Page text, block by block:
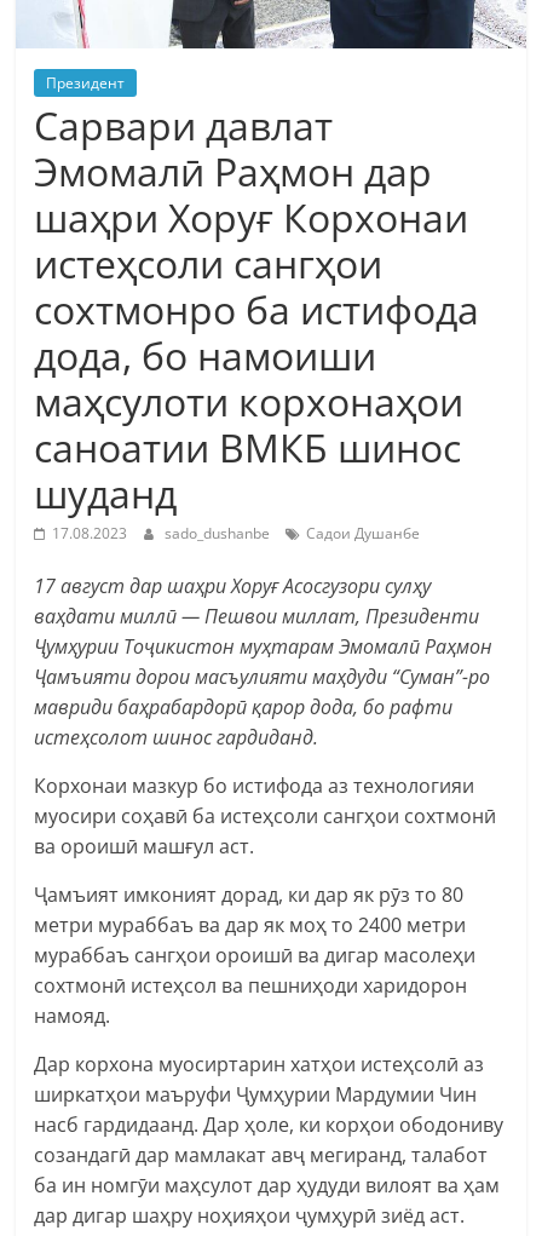
Президент
Сарвари давлат
Эмомалӣ Раҳмон дар
шаҳри Хоруғ Корхонаи
истеҳсоли сангҳои
сохтмонро ба истифода
дода, бо намоиши
маҳсулоти корхонаҳои
саноатии ВМКБ шинос
шуданд
17.08.2023 sado_dushanbe Садои Душанбе
17 август дар шаҳри Хоруғ Асосгузори сулҳу
ваҳдати миллӣ — Пешвои миллат, Президенти
Ҷумҳурии Тоҷикистон муҳтарам Эмомалӣ Раҳмон
Ҷамъияти дорои масъулияти маҳдуди “Суман”-ро
мавриди баҳрабардорӣ қарор дода, бо рафти
истеҳсолот шинос гардиданд.
Корхонаи мазкур бо истифода аз технологияи
муосири соҳавӣ ба истеҳсоли сангҳои сохтмонӣ
ва ороишӣ машғул аст.
Ҷамъият имконият дорад, ки дар як рӯз то 80
метри мураббаъ ва дар як моҳ то 2400 метри
мураббаъ сангҳои ороишӣ ва дигар масолеҳи
сохтмонӣ истеҳсол ва пешниҳоди харидорон
намояд.
Дар корхона муосиртарин хатҳои истеҳсолӣ аз
ширкатҳои маъруфи Ҷумҳурии Мардумии Чин
насб гардидаанд. Дар ҳоле, ки корҳои ободониву
созандагӣ дар мамлакат авҷ мегиранд, талабот
ба ин номгӯи маҳсулот дар ҳудуди вилоят ва ҳам
дар дигар шаҳру ноҳияҳои ҷумҳурӣ зиёд аст.